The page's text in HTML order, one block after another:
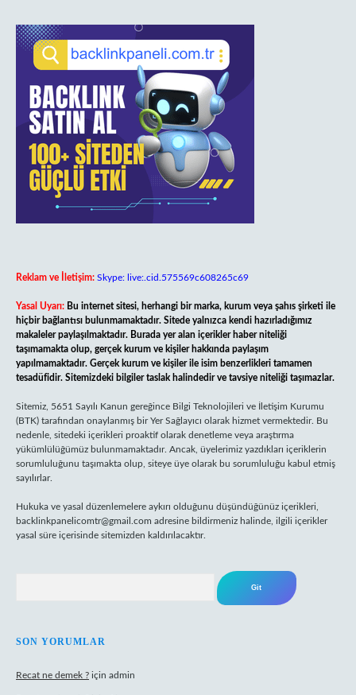
Reklam ve İletişim: Skype: live:.cid.575569c608265c69
Yasal Uyarı: Bu internet sitesi, herhangi bir marka, kurum veya şahıs şirketi ile
hiçbir bağlantısı bulunmamaktadır. Sitede yalnızca kendi hazırladığımız
makaleler paylaşılmaktadır. Burada yer alan içerikler haber niteliği
taşımamakta olup, gerçek kurum ve kişiler hakkında paylaşım
yapılmamaktadır. Gerçek kurum ve kişiler ile isim benzerlikleri tamamen
tesadüfidir. Sitemizdeki bilgiler taslak halindedir ve tavsiye niteliği taşımazlar.
Sitemiz, 5651 Sayılı Kanun gereğince Bilgi Teknolojileri ve İletişim Kurumu
(BTK) tarafından onaylanmış bir Yer Sağlayıcı olarak hizmet vermektedir. Bu
nedenle, sitedeki içerikleri proaktif olarak denetleme veya araştırma
yükümlülüğümüz bulunmamaktadır. Ancak, üyelerimiz yazdıkları içeriklerin
sorumluluğunu taşımakta olup, siteye üye olarak bu sorumluluğu kabul etmiş
sayılırlar.
Hukuka ve yasal düzenlemelere aykırı olduğunu düşündüğünüz içerikleri,
backlinkpanelicomtr@gmail.com adresine bildirmeniz halinde, ilgili içerikler
yasal süre içerisinde sitemizden kaldırılacaktır.
SON YORUMLAR
Recat ne demek ? için admin